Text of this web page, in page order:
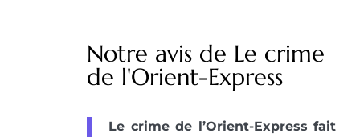
Notre avis de Le crime
de l'Orient-Express
Le crime de l’Orient-Express fait